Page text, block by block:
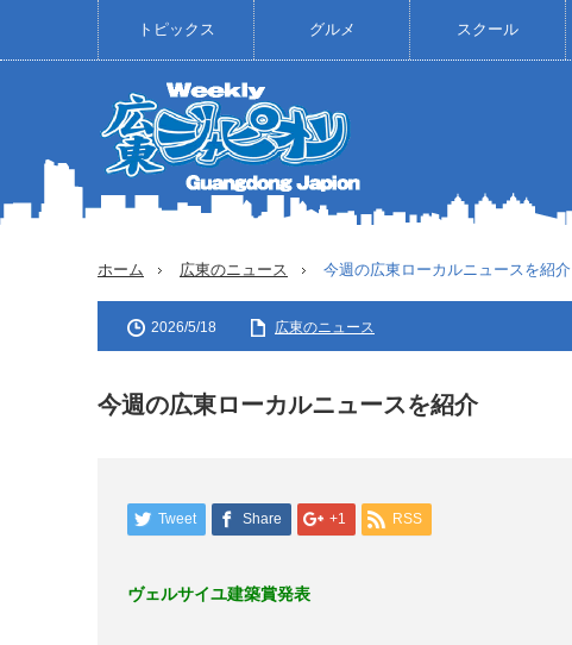
トピックス グルメ スクール
ホーム 広東のニュース 今週の広東ローカルニュースを紹介
2026/5/18 広東のニュース
今週の広東ローカルニュースを紹介
Tweet Share +1 RSS
ヴェルサイユ建築賞発表